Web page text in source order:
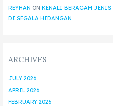
REYHAN ON KENALI BERAGAM JENIS
DI SEGALA HIDANGAN
ARCHIVES
JULY 2026
APRIL 2026
FEBRUARY 2026